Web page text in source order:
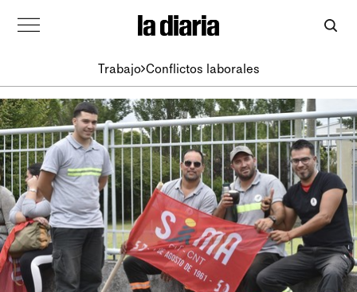
Trabajo Conflictos laborales